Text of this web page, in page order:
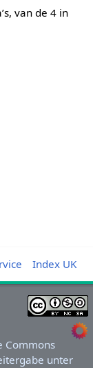
van de 4 in
Index UK
Commons
unter